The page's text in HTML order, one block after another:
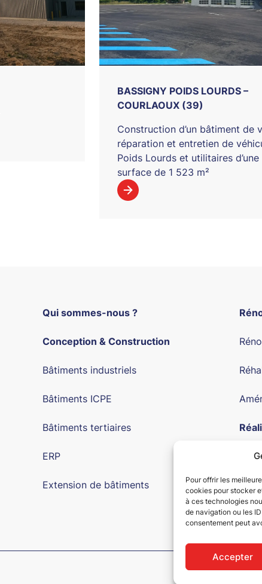
Pour offrir les
cookies pour stocker
à ces technologies
de navigation ou les
consentement peut
Accepter
BASSIGNY POIDS LOURDS –
COURLAOUX (39)
Construction d’un bâtiment de
réparation et entretien de
Poids Lourds et utilitaires d’une
surface de 1 523 m²
Qui sommes-nous ?
Conception & Construction
Bâtiments industriels
Bâtiments ICPE
Bâtiments tertiaires
ERP
Extension de bâtiments
Fait